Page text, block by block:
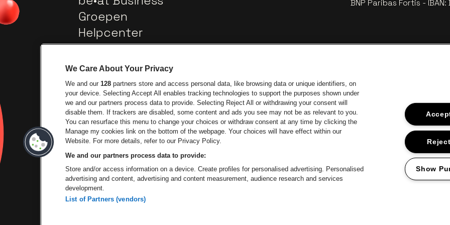
Groepen
Helpcenter
Contact
BNP Paribas Fortis -
Ga naar de website van Lotto
Ga naar de website van Stad AntwerpGa naar de website van Europcar
Ga naar de website van Ga
Ga naar de website van Het logo van AperolGa naar de website van Champagne Pommery
Ga naar de website van Het logo van
Ga naar de
We Care About Your Privacy
We and our 128 partners store and access personal data, like browsing data or unique identifiers, on
your device. Selecting Accept All enables tracking technologies to support the purposes shown under
we and our partners process data to provide. Selecting Reject All or withdrawing your consent will
disable them. If trackers are disabled, some content and ads you see may not be as relevant to you.
You can resurface this menu to change your choices or withdraw consent at any time by clicking the
Manage my cookies link on the bottom of the webpage. Your choices will have effect within our
Website. For more details, refer to our Privacy Policy.
We and our partners process data to provide:
Store and/or access information on a device. Create profiles for personalised advertising. Personalised
advertising and content, advertising and content measurement, audience research and services
development.
List of Partners (vendors)
Show